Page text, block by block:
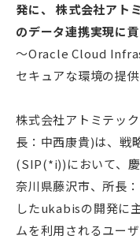
発に、 株式会社アト
のデータ連携実現に
～Oracle Cloud
セキュアな環境の提
株式会社アトミテッ
長：中西康貴)は、戦
(SIP(*i))において、
奈川県藤沢市、所長
したukabisの開発に
ムを利用されるユー